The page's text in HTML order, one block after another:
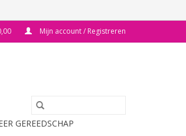
Mijn account / Registreren
GEREEDSCHAP